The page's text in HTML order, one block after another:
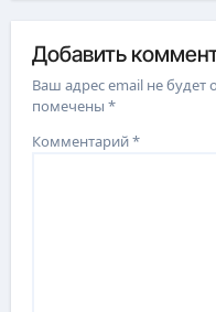
Добавить
Ваш адрес email не будет
помечены*
Комментарий*